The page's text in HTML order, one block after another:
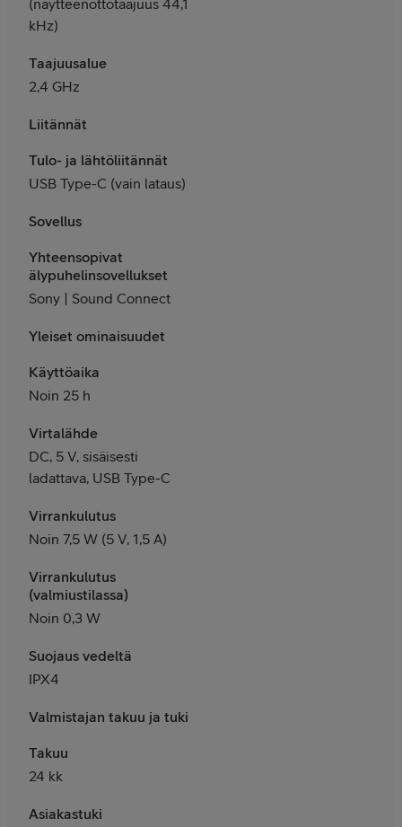
kHz)
Taajuusalue
2,4 GHz
Liitännät
Tulo- ja lähtöliitännät
USB Type-C (vain lataus)
Sovellus
Yhteensopivat
älypuhelinsovellukset
Sony | Sound Connect
Yleiset ominaisuudet
Käyttöaika
Noin 25 h
Virtalähde
DC, 5 V, sisäisesti
ladattava, USB Type-C
Virrankulutus
Noin 7,5 W (5 V, 1,5 A)
Virrankulutus
(valmiustilassa)
Noin 0,3 W
Suojaus vedeltä
IPX4
Valmistajan takuu ja tuki
Takuu
24 kk
Asiakastuki